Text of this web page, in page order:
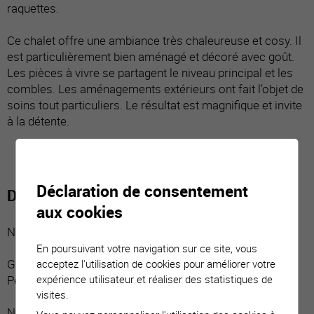
raquettes.
Ce chalet offre une ambiance très chaleureuse et cosy. Il
est particulièrement bien aménagé et décoré avec goût.
Les pièces à vivre se partagent le niveau principal et les
combles. Les aménagements extérieurs ont fait l’objet de
soins tout particuliers. Le résultat est magnifique et invite
à la détente.
Distribution du bien
Niveau inférieur :
Grande cave avec entrée indépendante
Petite cave avec entrée indépendante
Déclaration de consentement
aux cookies
En poursuivant votre navigation sur ce site, vous
acceptez l'utilisation de cookies pour améliorer votre
expérience utilisateur et réaliser des statistiques de
visites.